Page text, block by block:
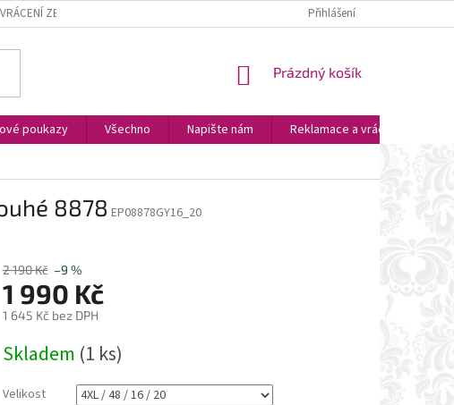
ZBOŽÍ OSOBNÍ VYZVEDNUTÍ
Přihlášení
NÁKUPNÍ
Prázdný košík
poukazy Všechno Napište nám
Reklamace a vrácení zboží
8878 EP08878GY16_20
2 190 Kč –9 %
1 990 Kč
1 645 Kč bez DPH
cena:
Skladem (1 ks)
Velikost